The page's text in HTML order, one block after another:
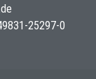
25297-0